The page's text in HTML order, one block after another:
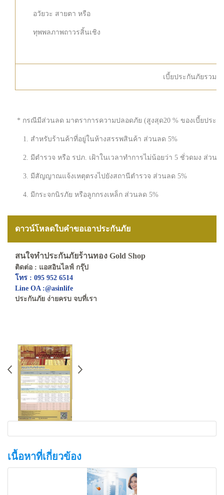
อวัยวะ สายตา หรือ
ทุพพลภาพถาวรสิ้นเชิง
เบี้ยประกันภัยรวม
* กรณีมีส่วนลด มาตราการความปลอดภัย (สูงสุด20 % ของเบี้ยประกั
1. สำหรับร้านค้าที่อยู่ในห้างสรรพสินค้า ส่วนลด 5%
2. มีตำรวจ หรือ รปภ. เฝ้าในเวลาทำการไม่น้อยว่า 5 ชั่วดมง ส่วนล
3. มีสัญญาณแจ้งเหตุตรงไปยังสถานีตำรวจ ส่วนลด 5%
4. มีกระจกนิรภัย หรือลูกกรงเหล็ก ส่วนลด 5%
ดาวน์โหลดใบคำขอเอาประกันภัย
สนใจทำประกันภัยร้านทอง Gold Shop
ติดต่อ : แอสอินไลฟ์ กรุ๊ป
โทร : 095 952 6514
Line OA :@asinlife
ประกันภัย ง่ายครบ จบที่เรา
เนื้อหาที่เกี่ยวข้อง